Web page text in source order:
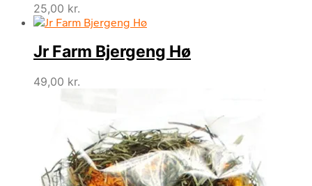
25,00 kr.
Jr Farm Bjergeng Hø
49,00 kr.